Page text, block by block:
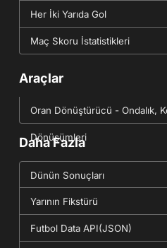
Her İki Yarıda Gol
Maç Skoru İstatistikleri
Araçlar
Oran Dönüştürücü - Ondalık,
Dönüşümleri
Daha Fazla
Dünün Sonuçları
Yarının Fikstürü
Futbol Data API(JSON)